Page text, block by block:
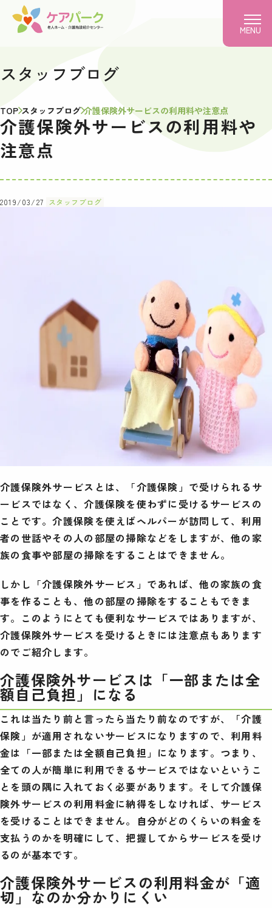
MENU
スタッフブログ
TOP スタッフブログ 介護保険外サービスの利用料や注意点
介護保険外サービスの利用料や
注意点
2019/03/27 スタッフブログ
介護保険外サービスとは、「介護保険」で受けられるサ
ービスではなく、介護保険を使わずに受けるサービスの
ことです。介護保険を使えばヘルパーが訪問して、利用
者の世話やその人の部屋の掃除などをしますが、他の家
族の食事や部屋の掃除をすることはできません。
しかし「介護保険外サービス」であれば、他の家族の食
事を作ることも、他の部屋の掃除をすることもできま
す。このようにとても便利なサービスではありますが、
介護保険外サービスを受けるときには注意点もあります
のでご紹介します。
介護保険外サービスは「一部または全
額自己負担」になる
これは当たり前と言ったら当たり前なのですが、「介護
保険」が適用されないサービスになりますので、利用料
金は「一部または全額自己負担」になります。つまり、
全ての人が簡単に利用できるサービスではないというこ
とを頭の隅に入れておく必要があります。そして介護保
険外サービスの利用料金に納得をしなければ、サービス
を受けることはできません。自分がどのくらいの料金を
支払うのかを明確にして、把握してからサービスを受け
るのが基本です。
介護保険外サービスの利用料金が「適
切」なのか分かりにくい